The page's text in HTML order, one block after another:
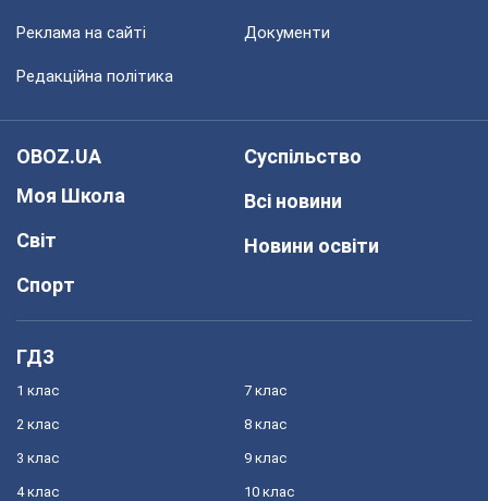
Реклама на сайті Документи
Редакційна політика
OBOZ.UA
Моя Школа
Світ
Спорт
Суспільство
Всі новини
Новини освіти
ГДЗ
1 клас
2 клас
3 клас
4 клас
7 клас
8 клас
9 клас
10 клас